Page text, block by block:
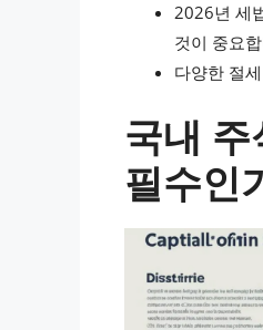
2026년 세
것이 중요
다양한 절
국내 주
필수인